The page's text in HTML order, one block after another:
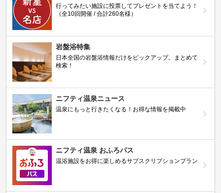
行ってみたい施設に投票してプレゼントを当てよう！
（全10回開催 / 合計260名様）
岩盤浴特集
日本全国の岩盤浴情報だけをピックアップ。まとめて
検索！
ニフティ温泉ニュース
温泉にもっと行きたくなる！お得な情報を掲載中
ニフティ温泉 おふろパス
温浴施設をお得に楽しめるサブスクリプションプラン